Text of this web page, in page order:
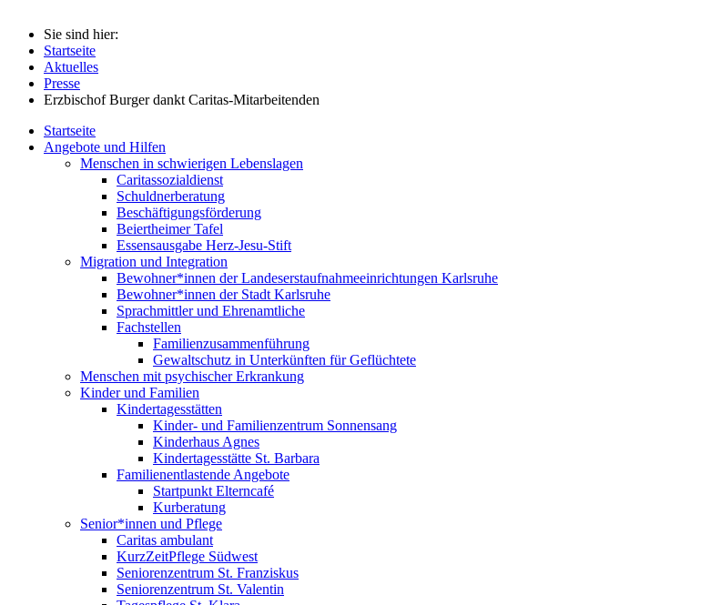
Sie sind hier:
Startseite
Aktuelles
Presse
Erzbischof Burger dankt Caritas-Mitarbeitenden
Startseite
Angebote und Hilfen
Menschen in schwierigen Lebenslagen
Caritassozialdienst
Schuldnerberatung
Beschäftigungsförderung
Beiertheimer Tafel
Essensausgabe Herz-Jesu-Stift
Migration und Integration
Bewohner*innen der Landeserstaufnahmeeinrichtungen Karlsruhe
Bewohner*innen der Stadt Karlsruhe
Sprachmittler und Ehrenamtliche
Fachstellen
Familienzusammenführung
Gewaltschutz in Unterkünften für Geflüchtete
Menschen mit psychischer Erkrankung
Kinder und Familien
Kindertagesstätten
Kinder- und Familienzentrum Sonnensang
Kinderhaus Agnes
Kindertagesstätte St. Barbara
Familienentlastende Angebote
Startpunkt Elterncafé
Kurberatung
Senior*innen und Pflege
Caritas ambulant
KurzZeitPflege Südwest
Seniorenzentrum St. Franziskus
Seniorenzentrum St. Valentin